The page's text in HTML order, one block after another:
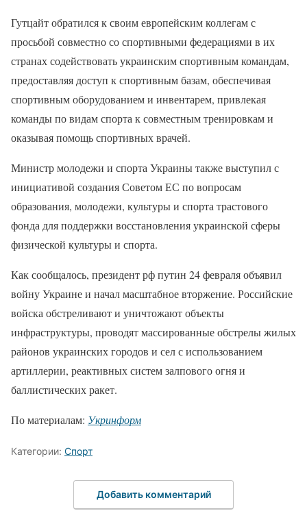
Гутцайт обратился к своим европейским коллегам с
просьбой совместно со спортивными федерациями в их
странах содействовать украинским спортивным командам,
предоставляя доступ к спортивным базам, обеспечивая
спортивным оборудованием и инвентарем, привлекая
команды по видам спорта к совместным тренировкам и
оказывая помощь спортивных врачей.
Министр молодежи и спорта Украины также выступил с
инициативой создания Советом ЕС по вопросам
образования, молодежи, культуры и спорта трастового
фонда для поддержки восстановления украинской сферы
физической культуры и спорта.
Как сообщалось, президент рф путин 24 февраля объявил
войну Украине и начал масштабное вторжение. Российские
войска обстреливают и уничтожают объекты
инфраструктуры, проводят массированные обстрелы жилых
районов украинских городов и сел с использованием
артиллерии, реактивных систем залпового огня и
баллистических ракет.
По материалам: Укринформ
Категории: Спорт
Добавить комментарий